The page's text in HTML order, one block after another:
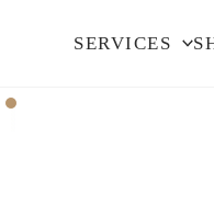
SERVICES